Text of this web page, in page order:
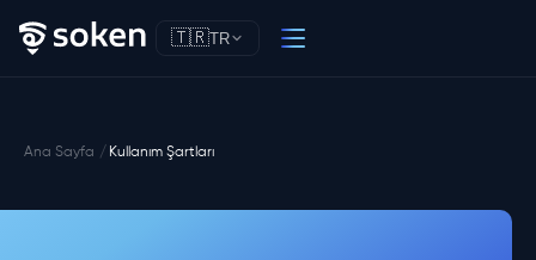
🇹🇷TR
Ana Sayfa Kullanım Şartları